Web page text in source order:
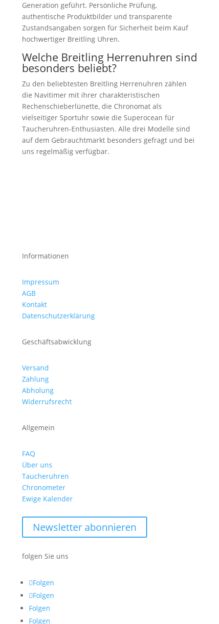
Generation geführt. Persönliche Prüfung,
authentische Produktbilder und transparente
Zustandsangaben sorgen für Sicherheit beim Kauf
hochwertiger Breitling Uhren.
Welche Breitling Herrenuhren sind
besonders beliebt?
Zu den beliebtesten Breitling Herrenuhren zählen
die Navitimer mit ihrer charakteristischen
Rechenschieberlünette, die Chronomat als
vielseitiger Sportuhr sowie die Superocean für
Taucheruhren-Enthusiasten. Alle drei Modelle sind
auf dem Gebrauchtmarkt besonders gefragt und bei
uns regelmäßig verfügbar.
Informationen
Impressum
AGB
Kontakt
Datenschutzerklärung
Geschäftsabwicklung
Versand
Zahlung
Abholung
Widerrufsrecht
Allgemein
FAQ
Über uns
Taucheruhren
Chronometer
Ewige Kalender
Newsletter abonnieren
folgen Sie uns
Folgen
Folgen
Folgen
Folgen